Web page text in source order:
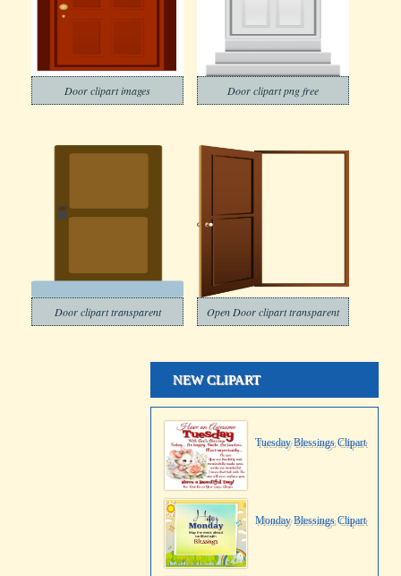
Door clipart images Door clipart png free
Door clipart transparent Open Door clipart transparent
NEW CLIPART
Tuesday Blessings Clipart
Monday Blessings Clipart